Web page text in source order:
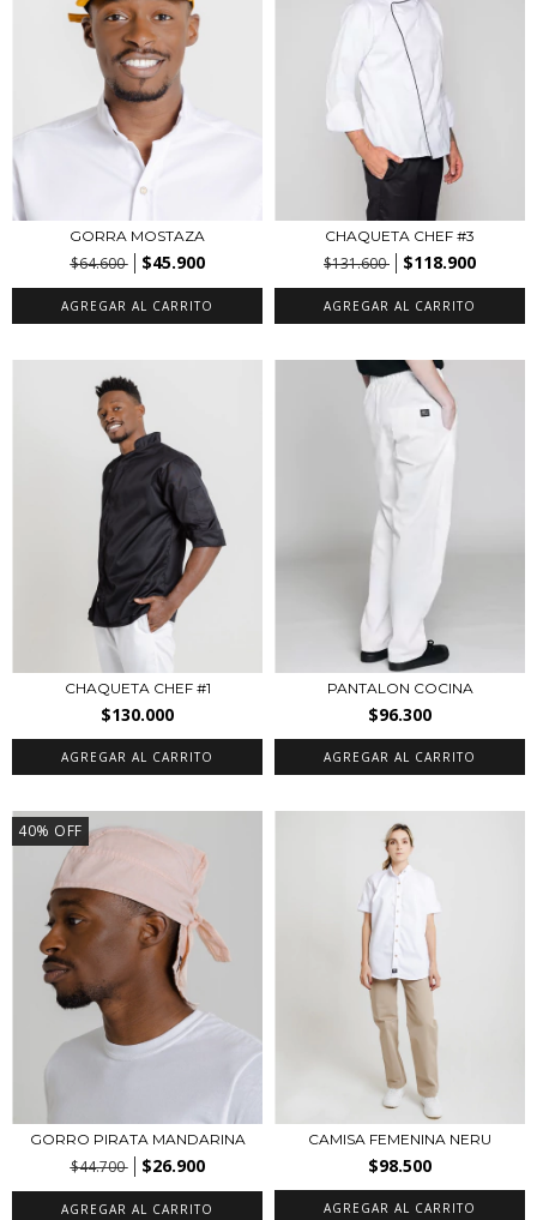
GORRA MOSTAZA
$64.600 $45.900
AGREGAR AL CARRITO
CHAQUETA CHEF #3
$131.600 $118.900
AGREGAR AL CARRITO
CHAQUETA CHEF #1
$130.000
AGREGAR AL CARRITO
PANTALON COCINA
$96.300
AGREGAR AL CARRITO
40% OFF
GORRO PIRATA MANDARINA
$44.700 $26.900
AGREGAR AL CARRITO
CAMISA FEMENINA NERU
$98.500
AGREGAR AL CARRITO